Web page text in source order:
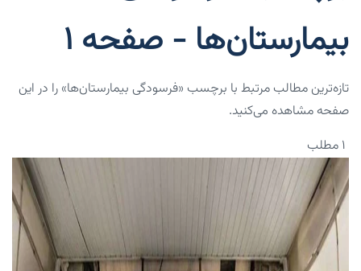
بیمارستان‌ها - صفحه 1
تازه‌ترین مطالب مرتبط با برچسب «فرسودگی بیمارستان‌ها» را در این
صفحه مشاهده می‌کنید.
۱ مطلب